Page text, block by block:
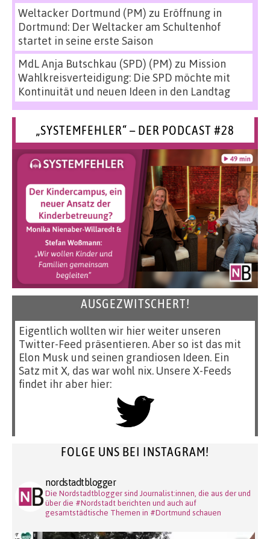
Weltacker Dortmund (PM) zu Eröffnung in
Dortmund: Der Weltacker am Schultenhof
startet in seine erste Saison
MdL Anja Butschkau (SPD) (PM) zu Mission
Wahlkreisverteidigung: Die SPD möchte mit
Kontinuität und neuen Ideen in den Landtag
„SYSTEMFEHLER“ – DER PODCAST #28
AUSGEZWITSCHERT!
Eigentlich wollten wir hier weiter unseren
Twitter-Feed präsentieren. Aber so ist das mit
Elon Musk und seinen grandiosen Ideen. Ein
Satz mit X, das war wohl nix. Unsere X-Feeds
findet ihr aber hier:
FOLGE UNS BEI INSTAGRAM!
nordstadtblogger
Die Nordstadtblogger sind Journalist:innen, die aus der und
über die #Nordstadt berichten und auch auf
gesamtstädtische Themen in #Dortmund schauen